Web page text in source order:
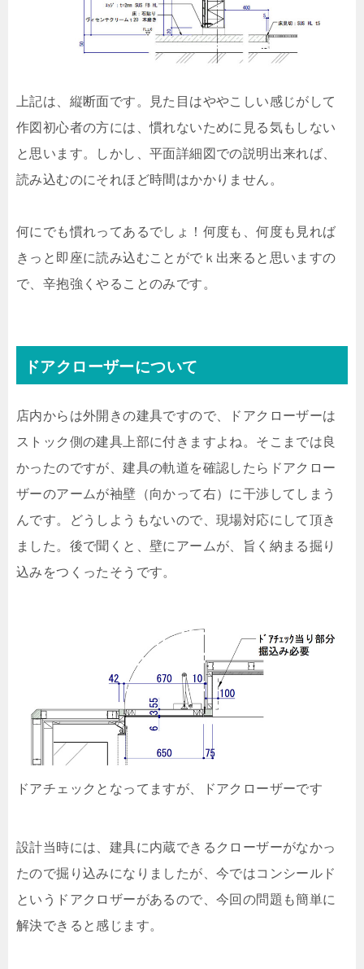
上記は、縦断面です。見た目はややこしい感じがして
作図初心者の方には、慣れないために見る気もしない
と思います。しかし、平面詳細図での説明出来れば、
読み込むのにそれほど時間はかかりません。
何にでも慣れってあるでしょ！何度も、何度も見れば
きっと即座に読み込むことがでｋ出来ると思いますの
で、辛抱強くやることのみです。
ドアクローザーについて
店内からは外開きの建具ですので、ドアクローザーは
ストック側の建具上部に付きますよね。そこまでは良
かったのですが、建具の軌道を確認したらドアクロー
ザーのアームが袖壁（向かって右）に干渉してしまう
んです。どうしようもないので、現場対応にして頂き
ました。後で聞くと、壁にアームが、旨く納まる掘り
込みをつくったそうです。
ドアチェックとなってますが、ドアクローザーです
設計当時には、建具に内蔵できるクローザーがなかっ
たので掘り込みになりましたが、今ではコンシールド
というドアクロザーがあるので、今回の問題も簡単に
解決できると感じます。